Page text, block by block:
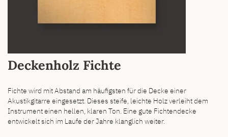
Deckenholz Fichte
Fichte wird mit Abstand am häufigsten für die Decke einer
Akustikgitarre eingesetzt. Dieses steife, leichte Holz verleiht dem
Instrument einen hellen, klaren Ton. Eine gute Fichtendecke
entwickelt sich im Laufe der Jahre klanglich weiter.